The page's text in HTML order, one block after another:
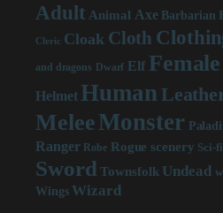
Adult Animal Axe Barbarian
Cleric Cloak Cloth
and dragons Dwarf Elf Female
Helmet Human
MeleeMonster
Ranger Robe Rogue scenery Sci-fi
Sword Townsfolk Undead
Wings Wizard